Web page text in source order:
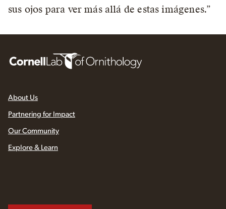
sus ojos para ver más allá de estas imágenes.”
About Us
Partnering for Impact
Our Community
Explore & Learn